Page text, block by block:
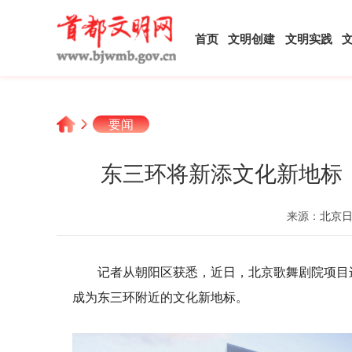
首页 文明创建 文明实践
要闻
东三环将新添文化新地标
来源： 北京
记者从朝阳区获悉，近日，北京歌舞剧院项
成为东三环附近的文化新地标。